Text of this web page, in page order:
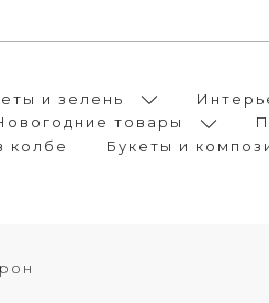
и зелень
товары
колбе
Букеты и